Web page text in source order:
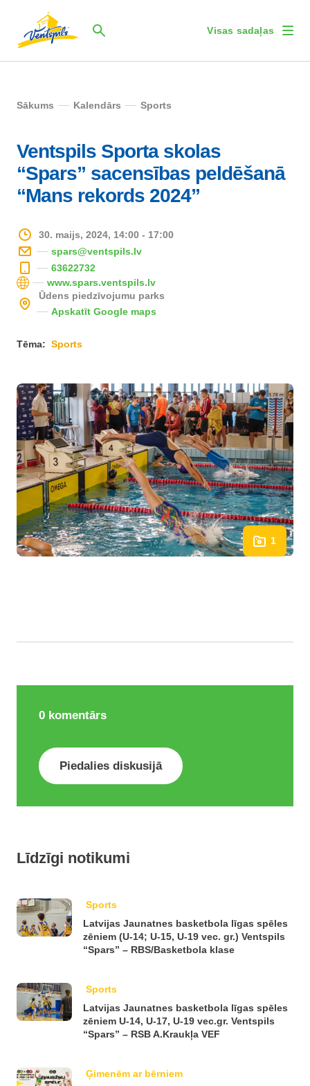
Visas sadaļas
Sākums Kalendārs Sports
Ventspils Sporta skolas
“Spars” sacensības peldēšanā
“Mans rekords 2024”
30. maijs, 2024, 14:00 - 17:00
spars@ventspils.lv
63622732
www.spars.ventspils.lv
Ūdens piedzīvojumu parks
Apskatīt Google maps
Tēma: Sports
1
0 komentārs
Piedalies diskusijā
Līdzīgi notikumi
Sports
Latvijas Jaunatnes basketbola līgas spēles
zēniem (U-14; U-15, U-19 vec. gr.) Ventspils
“Spars” – RBS/Basketbola klase
Sports
Latvijas Jaunatnes basketbola līgas spēles
zēniem U-14, U-17, U-19 vec.gr. Ventspils
“Spars” – RSB A.Kraukļa VEF
Ģimenēm ar bērniem